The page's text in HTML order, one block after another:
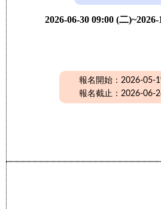
2026-06-30 09:00 (二
報名開始：2026-05-
報名截止：2026-06-